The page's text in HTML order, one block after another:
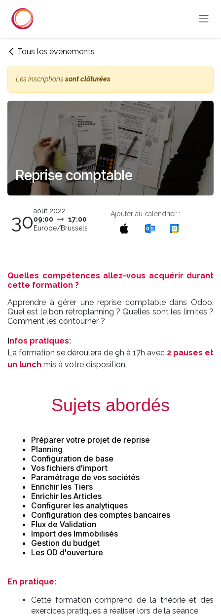
Tous les événements
Les inscriptionssont clôturées
Reprise comptable
30août 2022
09:00
17:00
Europe/Brussels
Ajouter au calendrier :
Quelles compétences allez-vous acquérir durant
cette formation ?
Apprendre à gérer une reprise comptable dans Odoo.
Quel est le bon rétroplanning ? Quelles sont les limites ?
Comment les contourner ?
Infos pratiques:
La formation se déroulera de 9h à 17h avec 2 pauses et
un lunch mis à votre disposition.
Sujets abordés
Préparer votre projet de reprise
Planning
Configuration de base
Vos fichiers d'import
Paramétrage de vos sociétés
Enrichir les Tiers
Enrichir les Articles
Configurer les analytiques
Configuration des comptes bancaires
Flux de Validation
Import des Immobilisés
Gestion du budget
Les OD d'ouverture
En pratique:
Cette formation comprend de la théorie et des
exercices pratiques à réaliser lors de la séance